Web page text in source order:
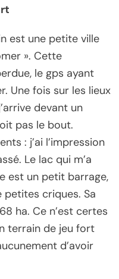
est une petite ville
». Cette
le gps ayant
Une fois sur les lieux
devant un
pas le bout.
: j’ai l’impression
Le lac qui m’a
est un petit barrage,
criques. Sa
ha. Ce n’est certes
terrain de jeu fort
d’avoir